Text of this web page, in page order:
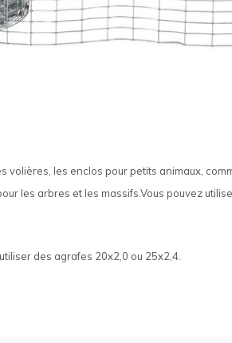
volières, les enclos pour petits animaux,
les arbres et les massifs.Vous pouvez
des agrafes 20x2,0 ou 25x2,4.